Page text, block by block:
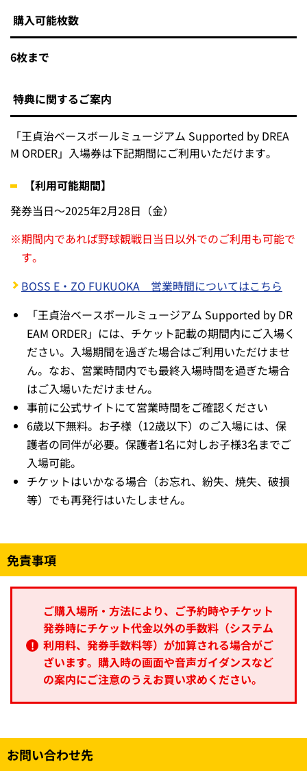
購入可能枚数
6枚まで
特典に関するご案内
「王貞治ベースボールミュージアム Supported by DREA
M ORDER」入場券は下記期間にご利用いただけます。
【利用可能期間】
発券当日～2025年2月28日（金）
※期間内であれば野球観戦日当日以外でのご利用も可能で
す。
BOSS E・ZO FUKUOKA 営業時間についてはこちら
「王貞治ベースボールミュージアム Supported by DR
EAM ORDER」には、チケット記載の期間内にご入場く
ださい。入場期間を過ぎた場合はご利用いただけませ
ん。なお、営業時間内でも最終入場時間を過ぎた場合
はご入場いただけません。
事前に公式サイトにて営業時間をご確認ください
6歳以下無料。お子様（12歳以下）のご入場には、保
護者の同伴が必要。保護者1名に対しお子様3名までご
入場可能。
チケットはいかなる場合（お忘れ、紛失、焼失、破損
等）でも再発行はいたしません。
免責事項
ご購入場所・方法により、ご予約時やチケット
発券時にチケット代金以外の手数料（システム
利用料、発券手数料等）が加算される場合がご
ざいます。購入時の画面や音声ガイダンスなど
の案内にご注意のうえお買い求めください。
お問い合わせ先